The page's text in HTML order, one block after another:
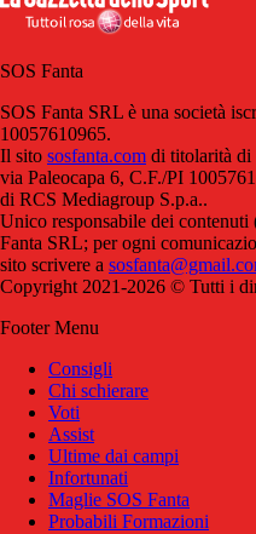
SOS Fanta
SOS Fanta SRL è una società
10057610965.
Il sito sosfanta.com di titolarità di
via Paleocapa 6, C.F./PI
di RCS Mediagroup S.p.a..
Unico responsabile dei
Fanta SRL; per ogni
sito scrivere a
Copyright 2021-2026 © Tutti i
Footer Menu
Consigli
Chi schierare
Voti
Assist
Ultime dai campi
Infortunati
Maglie SOS Fanta
Probabili Formazioni